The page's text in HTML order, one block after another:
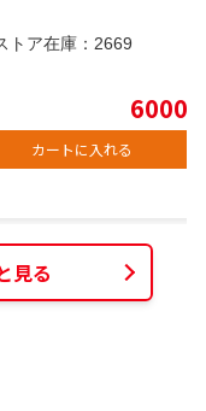
トア在庫： 2669
6000
カートに入れる
見る